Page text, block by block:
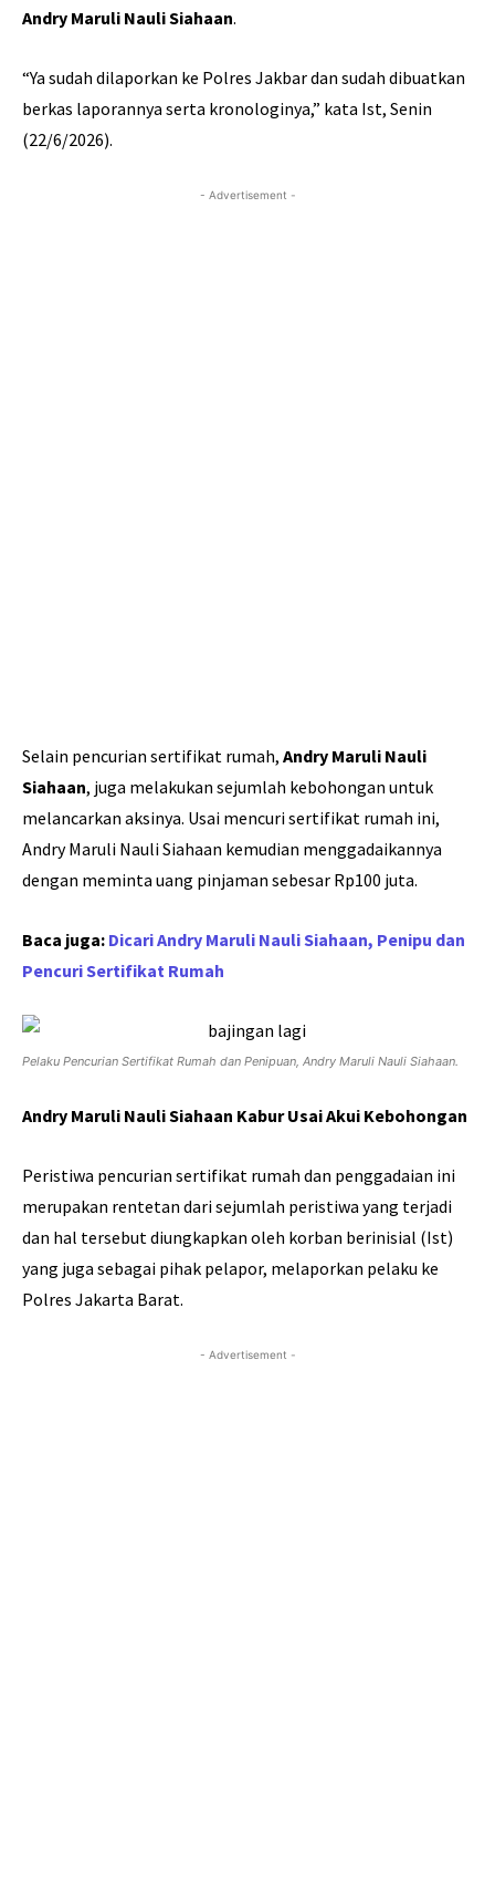
Andry Maruli Nauli Siahaan.
“Ya sudah dilaporkan ke Polres Jakbar dan sudah dibuatkan
berkas laporannya serta kronologinya,” kata Ist, Senin
(22/6/2026).
- Advertisement -
Selain pencurian sertifikat rumah, Andry Maruli Nauli
Siahaan, juga melakukan sejumlah kebohongan untuk
melancarkan aksinya. Usai mencuri sertifikat rumah ini,
Andry Maruli Nauli Siahaan kemudian menggadaikannya
dengan meminta uang pinjaman sebesar Rp100 juta.
Baca juga: Dicari Andry Maruli Nauli Siahaan, Penipu dan
Pencuri Sertifikat Rumah
Pelaku Pencurian Sertifikat Rumah dan Penipuan, Andry Maruli Nauli Siahaan.
Andry Maruli Nauli Siahaan Kabur Usai Akui Kebohongan
Peristiwa pencurian sertifikat rumah dan penggadaian ini
merupakan rentetan dari sejumlah peristiwa yang terjadi
dan hal tersebut diungkapkan oleh korban berinisial (Ist)
yang juga sebagai pihak pelapor, melaporkan pelaku ke
Polres Jakarta Barat.
- Advertisement -